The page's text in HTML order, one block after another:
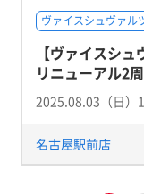
ヴァイスシュヴァル
【ヴァイスシ
リニューアル2
2025.08.03（日）
名古屋駅前店